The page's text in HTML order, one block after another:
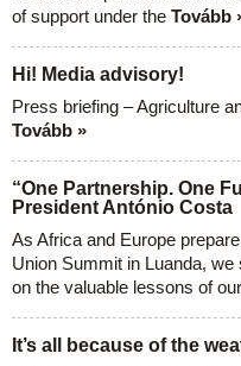
of support under the Tovább
Hi! Media advisory!
Press briefing – Agriculture
Tovább »
“One Partnership. One
President António Costa
As Africa and Europe
Union Summit in Luanda,
on the valuable lessons of our
It’s all because of the